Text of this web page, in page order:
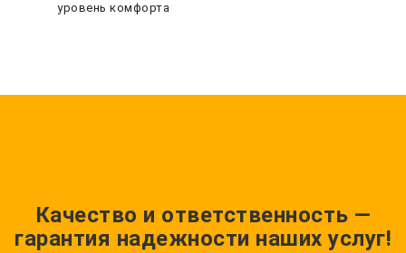
уровень комфорта
Качество и ответственность —
гарантия надежности наших услуг!